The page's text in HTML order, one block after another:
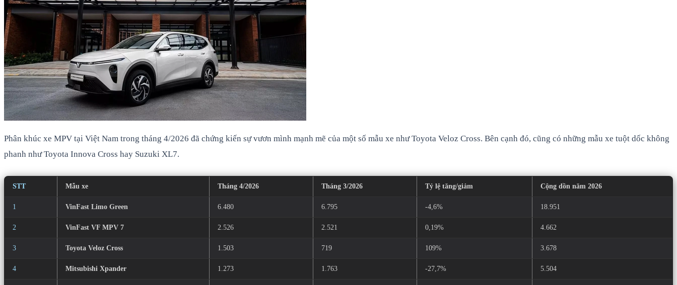
Phân khúc xe MPV tại Việt Nam trong tháng 4/2026 đã chứng kiến sự vươn mình mạnh mẽ của một số mẫu xe như Toyota Veloz Cross. Bên cạnh đó, cũng có những mẫu xe tuột dốc không
phanh như Toyota Innova Cross hay Suzuki XL7.
STT Mẫu xe Tháng 4/2026 Tháng 3/2026 Tỷ lệ tăng/giảm Cộng dồn năm 2026
1 VinFast Limo Green 6.480 6.795 -4,6% 18.951
2 VinFast VF MPV 7 2.526 2.521 0,19% 4.662
3 Toyota Veloz Cross 1.503 719 109% 3.678
4 Mitsubishi Xpander 1.273 1.763 -27,7% 5.504